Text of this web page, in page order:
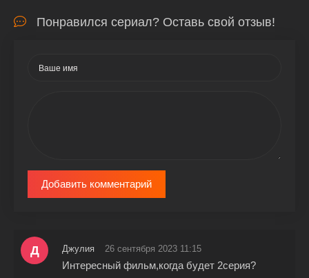
Понравился сериал? Оставь свой отзыв!
Добавить комментарий
Д Джулия 26 сентября 2023 11:15
Интересный фильм,когда будет 2серия?